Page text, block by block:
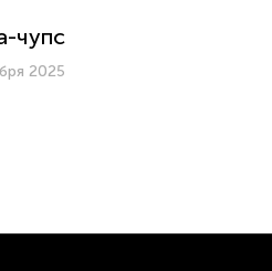
чупс
2025